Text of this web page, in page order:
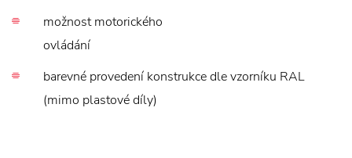
možnost motorického
ovládání
barevné provedení konstrukce dle vzorníku RAL
(mimo plastové díly)